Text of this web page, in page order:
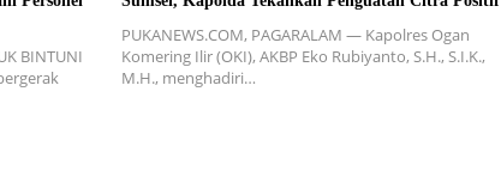
BINTUNI
PUKANEWS.COM, PAGARALAM — Kapolres Ogan
Komering Ilir (OKI), AKBP Eko Rubiyanto, S.H., S.I.K.,
M.H., menghadiri…